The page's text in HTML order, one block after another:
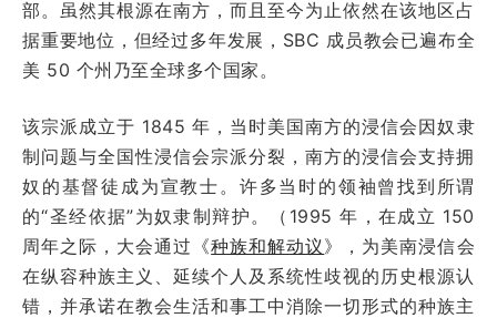
部。虽然其根源在南方，而且至今为止依然在该地区占
据重要地位，但经过多年发展，SBC 成员教会已遍布全
美 50 个州乃至全球多个国家。
该宗派成立于 1845 年，当时美国南方的浸信会因奴隶
制问题与全国性浸信会宗派分裂，南方的浸信会支持拥
奴的基督徒成为宣教士。许多当时的领袖曾找到所谓
的“圣经依据”为奴隶制辩护。（1995 年，在成立 150
周年之际，大会通过《种族和解动议》，为美南浸信会
在纵容种族主义、延续个人及系统性歧视的历史根源认
错，并承诺在教会生活和事工中消除一切形式的种族主